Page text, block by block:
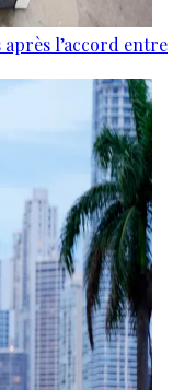
l’accord entre